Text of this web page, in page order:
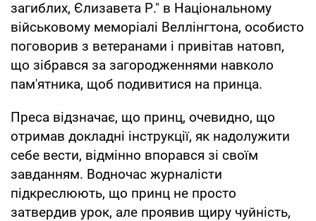
загиблих, Єлизавета Р." в Національному
військовому меморіалі Веллінгтона, особисто
поговорив з ветеранами і привітав натовп,
що зібрався за загородженнями навколо
пам'ятника, щоб подивитися на принца.
Преса відзначає, що принц, очевидно, що
отримав докладні інструкції, як надолужити
себе вести, відмінно впорався зі своїм
завданням. Водночас журналісти
підкреслюють, що принц не просто
затвердив урок, але проявив щиру чуйність,